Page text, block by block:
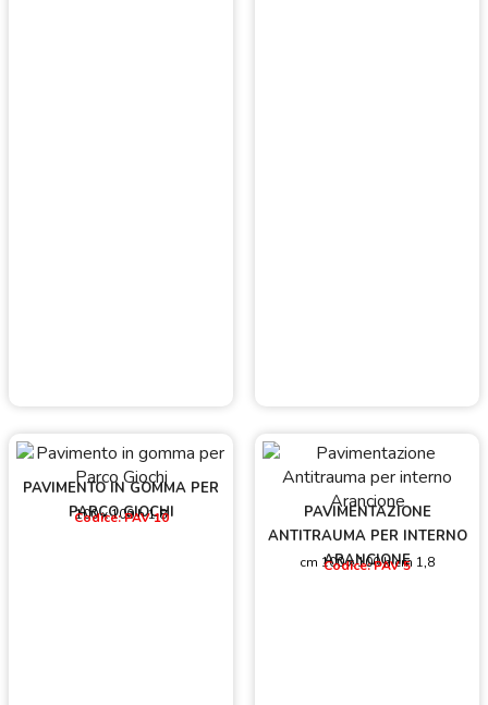
PAVIMENTO IN GOMMA PER
PARCO GIOCHI
100 x 100 h 1,8
Codice: PAV 10
PAVIMENTAZIONE
ANTITRAUMA PER INTERNO
ARANCIONE
cm 100 x 100 h cm 1,8
Codice: PAV 5